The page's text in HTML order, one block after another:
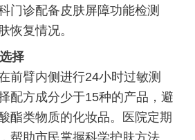
门诊配备皮肤屏障功能检测
恢复情况。
择
前臂内侧进行24小时过敏测
配方成分少于15种的产品，避
酯类物质的化妆品。医院定期
帮助市民掌握科学护肤方法。